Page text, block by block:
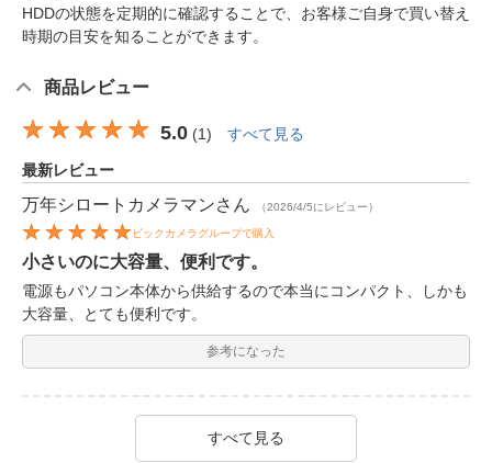
HDDの状態を定期的に確認することで、お客様ご自身で買い替え
時期の目安を知ることができます。
商品レビュー
5.0 (1) すべて見る
最新レビュー
万年シロートカメラマンさん （2026/4/5にレビュー）
ビックカメラグループで購入
小さいのに大容量、便利です。
電源もパソコン本体から供給するので本当にコンパクト、しかも
大容量、とても便利です。
参考になった
すべて見る